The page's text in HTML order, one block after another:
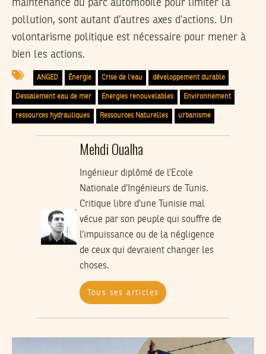
maintenance du parc automobile pour limiter la
pollution, sont autant d’autres axes d’actions. Un
volontarisme politique est nécessaire pour mener à
bien les actions.
ANGED Énergie Crise de l'eau développement durable
Dessalement eau de mer Energies renouvelables Environnement
ressources hydrauliques Ressources Naturelles urbanisme
Mehdi Oualha
Ingénieur diplômé de l’Ecole
Nationale d’Ingénieurs de Tunis.
Critique libre d’une Tunisie mal
vécue par son peuple qui souffre de
l’impuissance ou de la négligence
de ceux qui devraient changer les
choses.
Tous ses articles